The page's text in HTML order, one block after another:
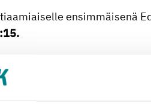
ensimmäisenä
on täynnä –